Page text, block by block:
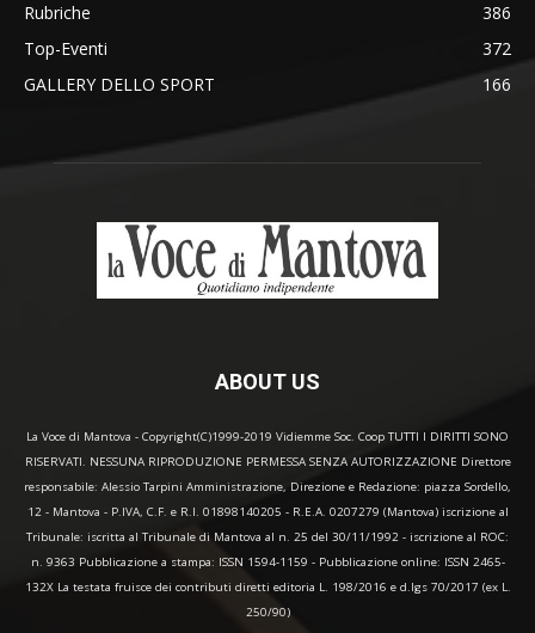
Rubriche
386
Top-Eventi
372
GALLERY DELLO SPORT
166
ABOUT US
La Voce di Mantova - Copyright(C)1999-2019 Vidiemme Soc. Coop TUTTI I DIRITTI SONO
RISERVATI. NESSUNA RIPRODUZIONE PERMESSA SENZA AUTORIZZAZIONE Direttore
responsabile: Alessio Tarpini Amministrazione, Direzione e Redazione: piazza Sordello,
12 - Mantova - P.IVA, C.F. e R.I. 01898140205 - R.E.A. 0207279 (Mantova) iscrizione al
Tribunale: iscritta al Tribunale di Mantova al n. 25 del 30/11/1992 - iscrizione al ROC:
n. 9363 Pubblicazione a stampa: ISSN 1594-1159 - Pubblicazione online: ISSN 2465-
132X La testata fruisce dei contributi diretti editoria L. 198/2016 e d.lgs 70/2017 (ex L.
250/90)